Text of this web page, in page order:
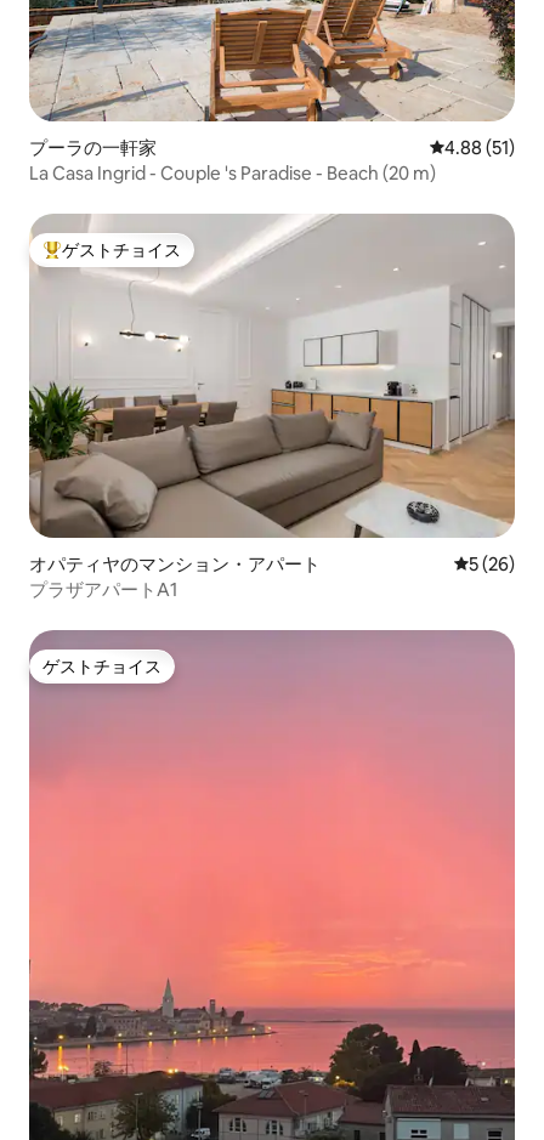
プーラの一軒家 レビュー51
4.88 (51)
La Casa Ingrid - Couple 's Paradise - Beach (20 m)
大好評のゲストチョイスです。
ゲストチョイス
オパティヤのマンション・アパート レビュー
5 (26)
プラザアパートA1
ゲストチョイス
ゲストチョイス